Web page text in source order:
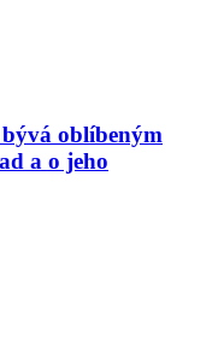
oblíbeným
a o jeho